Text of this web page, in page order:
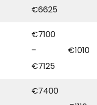
€6625
€7100
–
€7125
€1010
€7400